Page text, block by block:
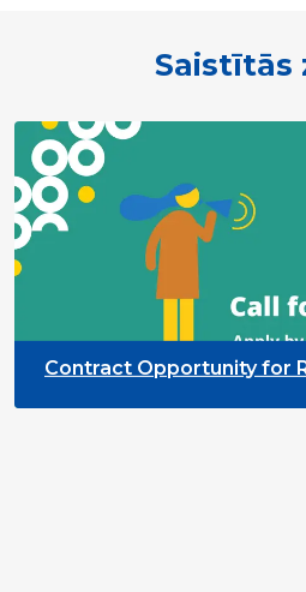
Saistītās
Contract Opportunity for
Priority